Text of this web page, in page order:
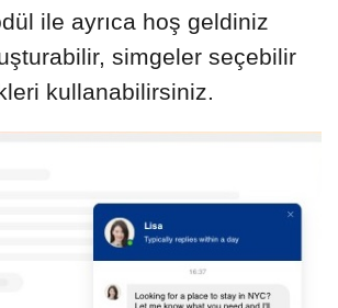
ile ayrıca hoş geldiniz
simgeler seçebilir
kullanabilirsiniz.